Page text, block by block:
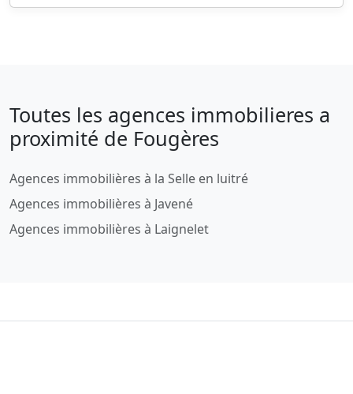
Toutes les agences immobilieres a
proximité de Fougères
Agences immobilières à la Selle en luitré
Agences immobilières à Javené
Agences immobilières à Laignelet